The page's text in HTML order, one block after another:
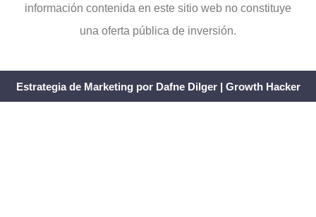
información contenida en este sitio web no constituye
una oferta pública de inversión.
Estrategia de Marketing por Dafne Dilger | Growth Hacker